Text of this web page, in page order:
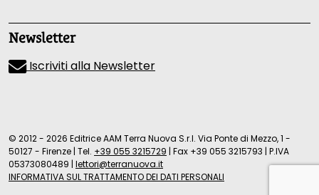
Newsletter
Iscriviti alla Newsletter
© 2012 - 2026 Editrice AAM Terra Nuova S.r.l. Via Ponte di Mezzo, 1 -
50127 - Firenze | Tel. +39 055 3215729 | Fax +39 055 3215793 | P.IVA
05373080489 | lettori@terranuova.it
INFORMATIVA SUL TRATTAMENTO DEI DATI PERSONALI